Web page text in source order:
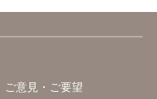
ご意見・ご要望